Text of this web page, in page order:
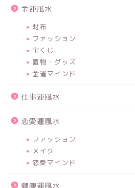
金運風水
財布
ファッション
宝くじ
置物・グッズ
金運マインド
仕事運風水
恋愛運風水
ファッション
メイク
恋愛マインド
健康運風水